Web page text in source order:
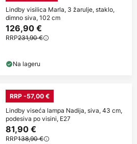
Lindby visilica Marla, 3 žarulje, staklo,
dimno siva, 102 cm
126,90 €
RRP231,90 €
Na lageru
RRP -57,00 €
Lindby viseća lampa Nadija, siva, 43 cm,
podesiva po visini, E27
81,90 €
RRP138,90 €